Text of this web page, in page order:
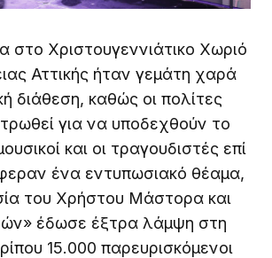
στο Χριστουγεννιάτικο Χωριό
Αττικής ήταν γεμάτη χαρά
διάθεση, καθώς οι πολίτες
για να υποδεχθούν το
και οι τραγουδιστές επί
ένα εντυπωσιακό θέαμα,
του Χρήστου Μάστορα και
έδωσε έξτρα λάμψη στη
15.000 παρευρισκόμενοι